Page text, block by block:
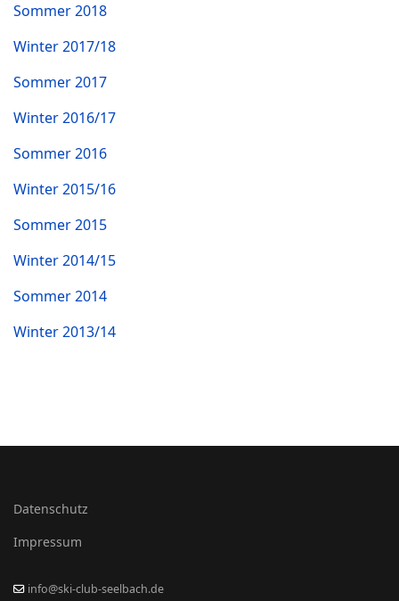
Sommer 2018
Winter 2017/18
Sommer 2017
Winter 2016/17
Sommer 2016
Winter 2015/16
Sommer 2015
Winter 2014/15
Sommer 2014
Winter 2013/14
Datenschutz
Impressum
info@ski-club-seelbach.de